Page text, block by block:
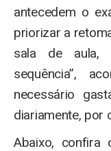
antecedem o
priorizar a
sala de aula,
sequência”,
necessário
diariamente, por
Abaixo,